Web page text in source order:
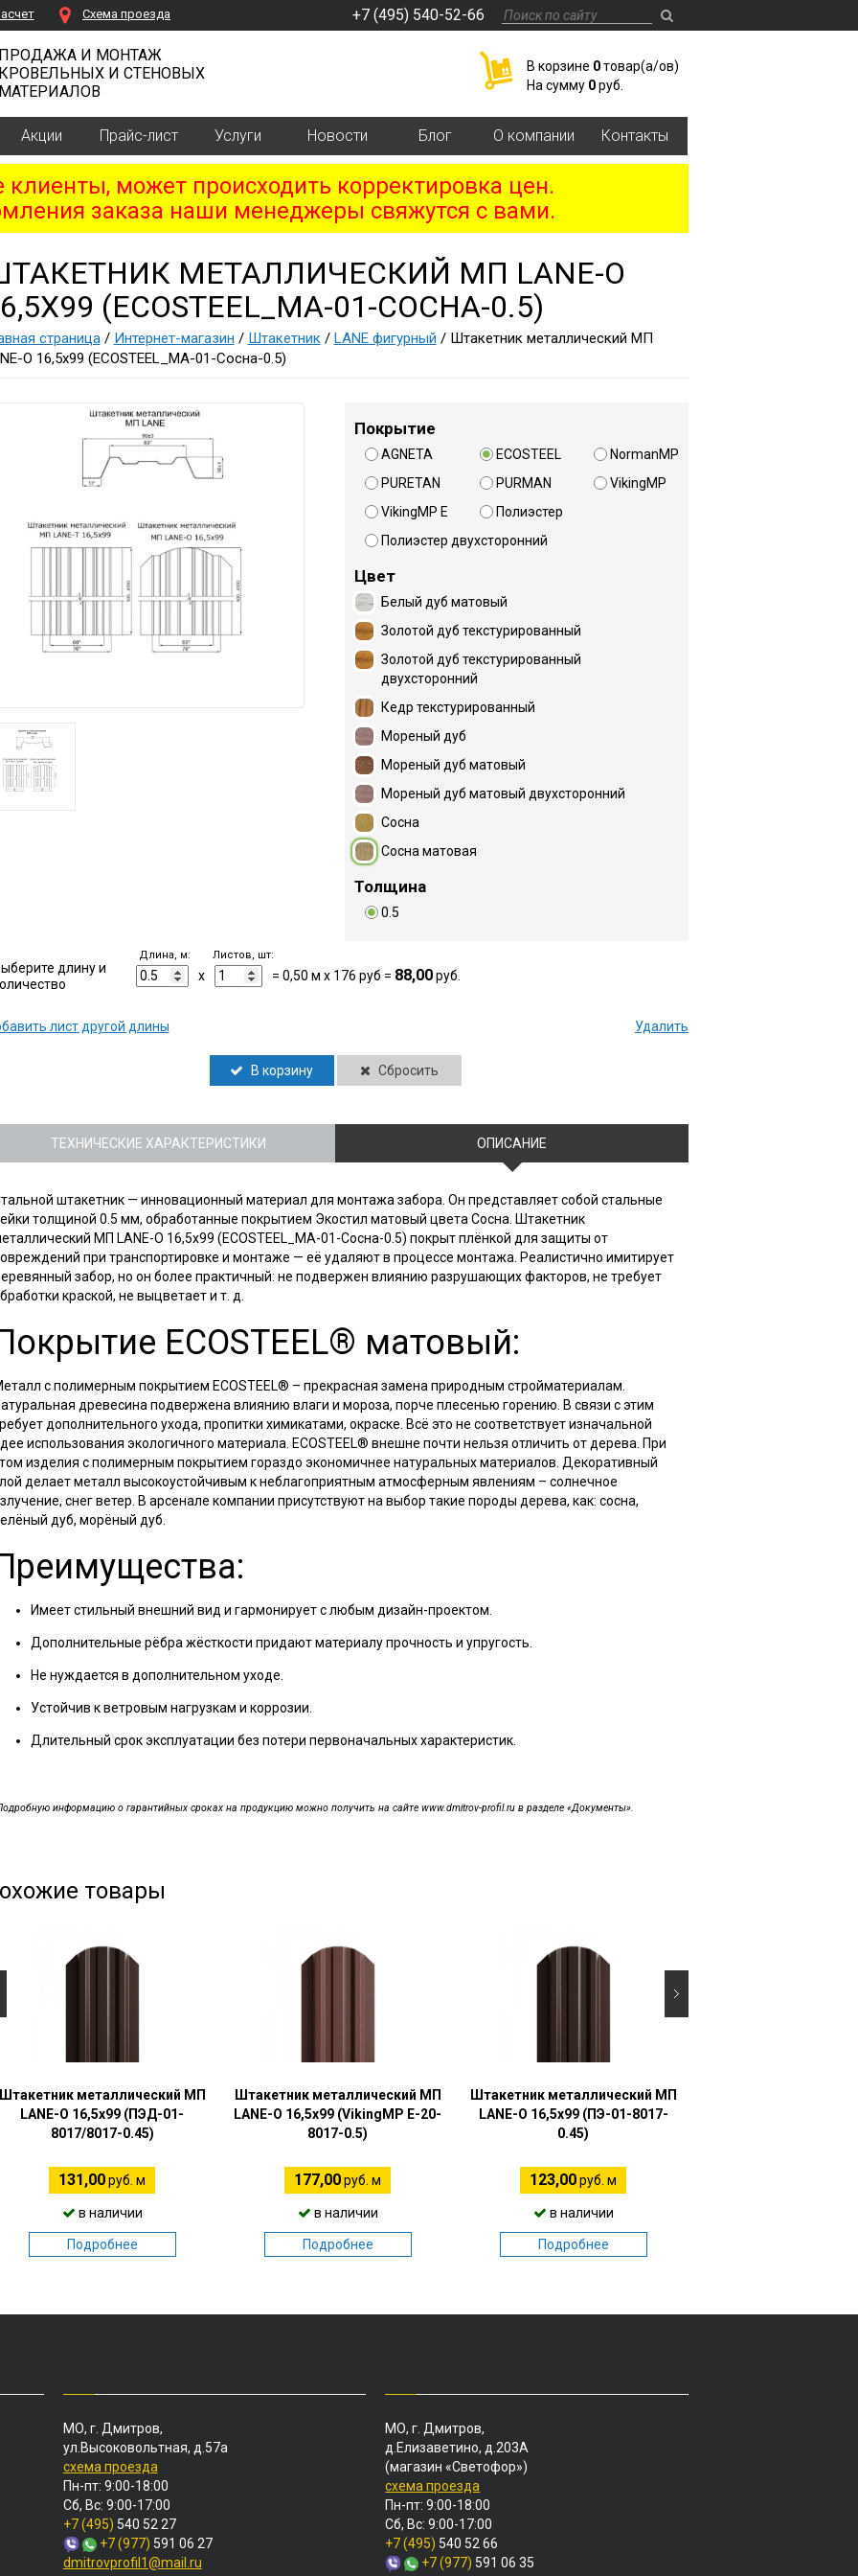
Cхема проезда +7 (495) 540-52-66
И МОНТАЖ
И СТЕНОВЫХ
В корзине 0товар(a/ов)
На сумму 0руб.
Акции Прайс-лист Услуги Новости Блог О компании Контакты
может происходить корректировка цен.
заказа наши менеджеры свяжутся с вами.
МЕТАЛЛИЧЕСКИЙ МП LАNE-O
(ECOSTEEL_MA-01-СОСНА-0.5)
страница/ Интернет-магазин / Штакетник/ LАNE фигурный / Штакетник металлический МП
O 16,5х99 (ECOSTEEL_MA-01-Сосна-0.5)
Покрытие
AGNETA ECOSTEEL
NormanMP
PURETAN
PURMAN
VikingMP
VikingMP E
Полиэстер
Полиэстер двухсторонний
Цвет
Белый дуб матовый
Золотой дуб текстурированный
Золотой дуб текстурированный
двухсторонний
Кедр текстурированный
Мореный дуб
Мореный дуб матовый
Мореный дуб матовый двухсторонний
Сосна
Сосна матовая
Толщина
0.5
длину и
Длина, м:
x
Листов, шт:
= 0,50 м x 176 руб = 88,00руб.
лист другой длины Удалить
В корзину Сбросить
ТЕХНИЧЕСКИЕ ХАРАКТЕРИСТИКИ ОПИСАНИЕ
штакетник — инновационный материал для монтажа забора. Он представляет собой стальные
толщиной 0.5 мм, обработанные покрытием Экостил матовый цвета Сосна. Штакетник
МП LАNE-O 16,5х99 (ECOSTEEL_MA-01-Сосна-0.5) покрыт плёнкой для защиты от
при транспортировке и монтаже — её удаляют в процессе монтажа. Реалистично имитирует
забор, но он более практичный: не подвержен влиянию разрушающих факторов, не требует
краской, не выцветает и т. д.
ECOSTEEL® матовый:
с полимерным покрытием ECOSTEEL® – прекрасная замена природным стройматериалам.
древесина подвержена влиянию влаги и мороза, порче плесенью горению. В связи с этим
дополнительного ухода, пропитки химикатами, окраске. Всё это не соответствует изначальной
использования экологичного материала. ECOSTEEL® внешне почти нельзя отличить от дерева. При
изделия с полимерным покрытием гораздо экономичнее натуральных материалов. Декоративный
делает металл высокоустойчивым к неблагоприятным атмосферным явлениям – солнечное
снег ветер. В арсенале компании присутствуют на выбор такие породы дерева, как: сосна,
дуб, морёный дуб.
Имеет стильный внешний вид и гармонирует с любым дизайн-проектом.
Дополнительные рёбра жёсткости придают материалу прочность и упругость.
Не нуждается в дополнительном уходе.
Устойчив к ветровым нагрузкам и коррозии.
Длительный срок эксплуатации без потери первоначальных характеристик.
информацию о гарантийных сроках на продукцию можно получить на сайте www.dmitrov-profil.ru в разделе «Документы».
товары
металлический МП
LАNE-O 16,5х99 (ПЭД-01-
8017/8017-0.45)
131,00руб. м
в наличии
Подробнее
Штакетник металлический МП
LАNE-O 16,5х99 (VikingMP E-20-
8017-0.5)
177,00руб. м
в наличии
Подробнее
Штакетник металлический МП
LАNE-O 16,5х99 (ПЭ-01-8017-
0.45)
123,00руб. м
в наличии
Подробнее
МО, г. Дмитров,
ул.Высоковольтная, д.57а
схема проезда
Пн-пт: 9:00-18:00
Сб, Вс: 9:00-17:00
+7 (495) 540 52 27
+7 (977) 591 06 27
dmitrovprofil1@mail.ru
МО, г. Дмитров,
д.Елизаветино, д.203А
(магазин «Светофор»)
схема проезда
Пн-пт: 9:00-18:00
Сб, Вс: 9:00-17:00
+7 (495) 540 52 66
+7 (977) 591 06 35